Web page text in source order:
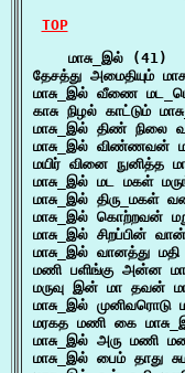
TOP
    மாசு_இல் (41)
தேசத்து அமைதியும்
மாசு_இல் வீணை
காசு நிழல் காட்டும்
மாசு_இல் திண்
மாசு_இல்
மயிர் வினை நுனித்த
மாசு_இல் மட மகள்
மாசு_இல்
மாசு_இல் கொற்றவன்
மாசு_இல் சிறப்பின்
மாசு_இல் வானத்து
மணி பளிங்கு அன்ன
மருவு இன் மா தவன்
மாசு_இல்
மரகத மணி கை
மாசு_இல் அரு மணி
மாசு_இல் பைம் தாது